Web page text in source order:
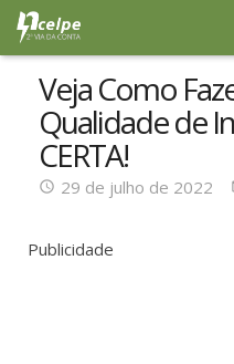
Veja Como
Qualidade de
CERTA!
29 de julho de 2022
Publicidade